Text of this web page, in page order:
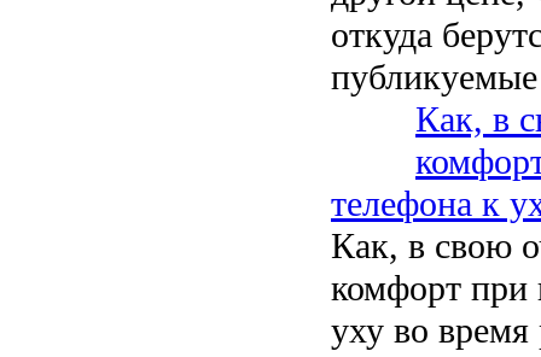
откуда
Как, в
телефона к
Как, в свою
комфорт при
уху во время